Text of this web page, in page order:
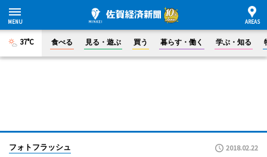
37°C 食べる 見る・遊ぶ 買う 暮らす・働く 学ぶ・知る
フォトフラッシュ 2018.02.22